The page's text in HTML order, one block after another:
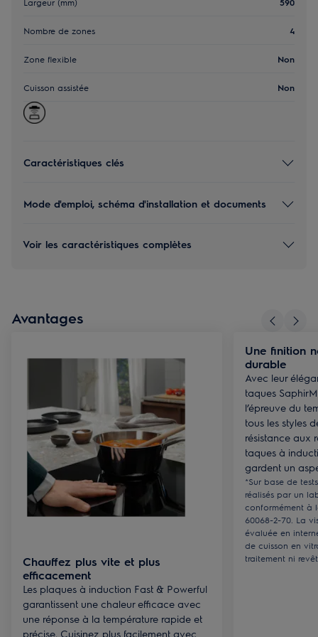
Nombre de zones 4
Zone flexible Non
Cuisson assistée Non
Caractéristiques clés
Mode d'emploi, schéma d'installation et documents
Voir les caractéristiques complètes
Avantages
Chauffez plus vite et plus
efficacement
Les plaques à induction Fast & Powerful
garantissent une chaleur efficace avec
une réponse à la température rapide et
précise. Cuisinez plus facilement avec
Une finition
durable
Avec leur
taques
l’épreuve du
tous les styles
résistance aux
taques à
gardent un
*Sur base de
réalisés par un
conformément à
60068-2-70. La
évaluée en
de cuisson en
traitement ni